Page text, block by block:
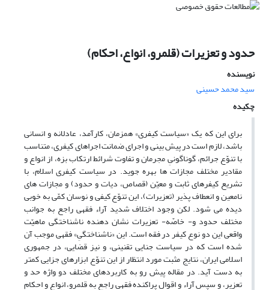
حدود و تعزیرات (قلمرو، انواع، احکام)
نویسنده
سید محمد حسینی
چکیده
برای این که یک «سیاست کیفری» همزمان، کارآمد، عادلانه و انسانی
باشد، لازم است در پیش بینی و اجرای ضمانت اجراهای کیفری، متناسب
با تنوّع جرائم، گوناگونیِ مجرمان و تفاوت شرائط ارتکاب بزه، از انواع و
مقادیر مختلف مجازات ها بهره جوید. در سیاست کیفری اسلام، با
تشریع کیفرهای ثابت و معیّن (قصاص، دیات و حدود) و مجازات های
نامعین و انعطاف پذیر (تعزیرات)، این تنوّع کیفی و نوسان کمّی به خوبی
دیده می شود. لکن وجود اختلاف شدید آراء فقهی راجع به جوانب
مختلف حدود و- خاصّه- تعزیرات نشان دهنده ناشناختگی ماهیّت
واقعی این دو نوع کیفر در فقه است. این «ناشناختگیِ» فقهی موجب آن
شده است که در سیاست جنایی تقنینی، و نیز قضایی، در جمهوری
اسلامی ایران، نتایج مثبت مورد انتظار از این تنوّع ابزارهای جزایی کمتر
به دست آید. در مقاله پیش رو به کاربردهای مختلف دو واژه حد و
تعزیر، و سپس آراء و اقوال پراکنده فقهی راجع به قلمرو، انواع و احکام